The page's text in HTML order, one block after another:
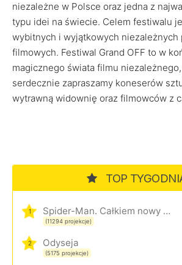
niezależne w Polsce oraz jedna z
typu idei na świecie. Celem festiwalu
wybitnych i wyjątkowych niezależnych
filmowych. Festiwal Grand OFF to w
magicznego świata filmu
serdecznie zapraszamy koneserów
wytrawną widownię oraz filmowców z
TOP
1 Spider-Man. Całkiem nowy dzień
(11294 projekcje)
2 Odyseja
(5175 projekcje)